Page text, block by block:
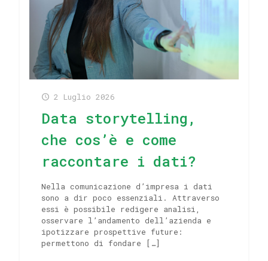
2 Luglio 2026
Data storytelling,
che cos’è e come
raccontare i dati?
Nella comunicazione d’impresa i dati
sono a dir poco essenziali. Attraverso
essi è possibile redigere analisi,
osservare l’andamento dell’azienda e
ipotizzare prospettive future:
permettono di fondare […]